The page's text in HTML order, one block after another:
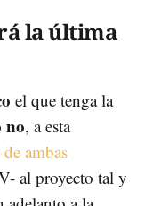
la última
el que tenga la
no, a esta
ambas
al proyecto tal y